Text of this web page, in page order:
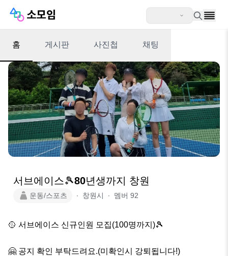
홈 게시판 사진첩 채팅
서브에이스🎾80년생까지 창원
운동/스포츠 ∙ 창원시 ∙ 멤버 92
🥎 서브에이스 신규인원 모집(100명까지)🎾
🤗 공지 확인 부탁드려요.(미확인시 강퇴됩니다!)